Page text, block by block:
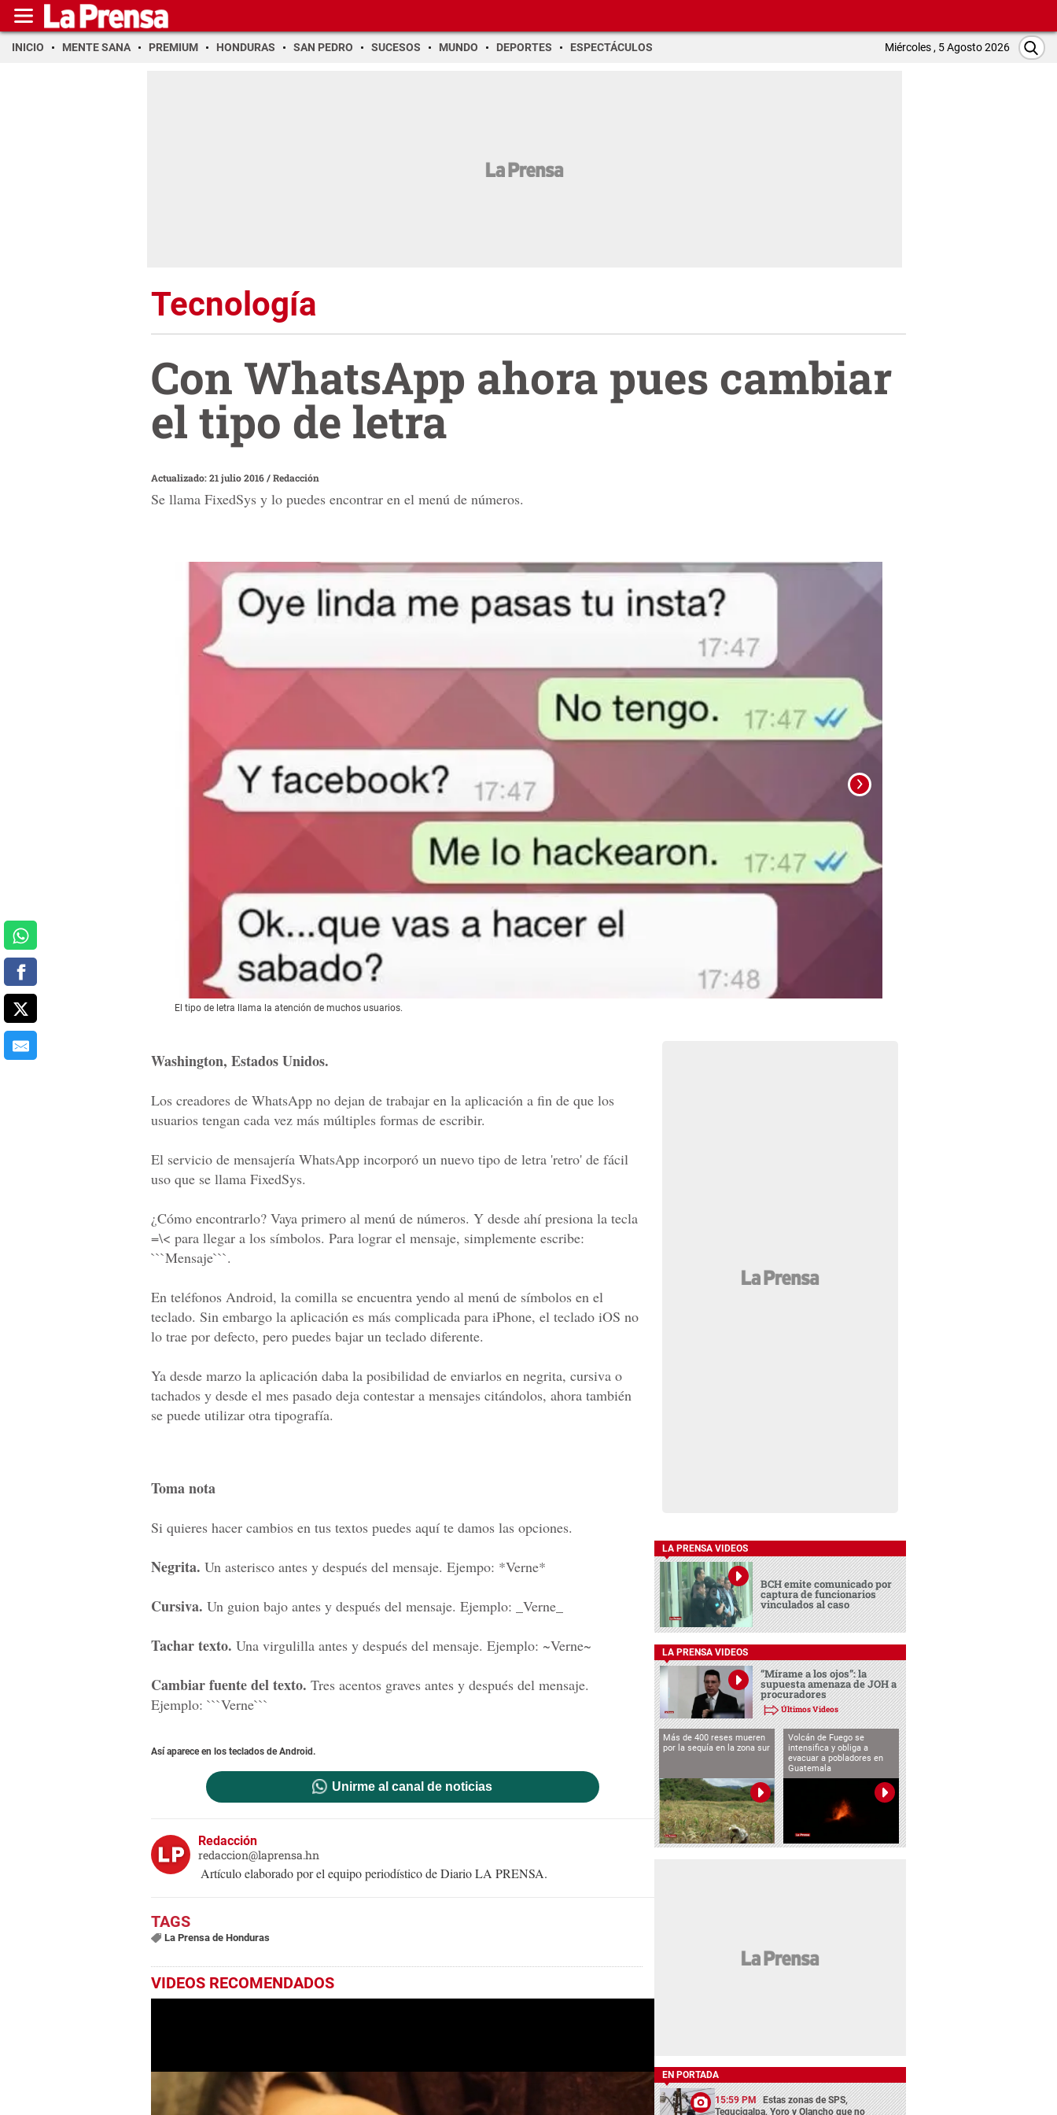
INICIO MENTE SANA PREMIUM HONDURAS SAN PEDRO SUCESOS MUNDO DEPORTES ESPECTÁCULOS Miércoles , 5 Agosto 2026
Tecnología
Con WhatsApp ahora pues cambiar
el tipo de letra
Actualizado: 21 julio 2016/Redacción
Se llama FixedSys y lo puedes encontrar en el menú de números.
El tipo de letra llama la atención de muchos usuarios.
Washington, Estados Unidos.
Los creadores de WhatsApp no dejan de trabajar en la aplicación a fin de que los
usuarios tengan cada vez más múltiples formas de escribir.
El servicio de mensajería WhatsApp incorporó un nuevo tipo de letra 'retro' de fácil
uso que se llama FixedSys.
¿Cómo encontrarlo? Vaya primero al menú de números. Y desde ahí presiona la tecla
=\< para llegar a los símbolos. Para lograr el mensaje, simplemente escribe:
```Mensaje```.
En teléfonos Android, la comilla se encuentra yendo al menú de símbolos en el
teclado. Sin embargo la aplicación es más complicada para iPhone, el teclado iOS no
lo trae por defecto, pero puedes bajar un teclado diferente.
Ya desde marzo la aplicación daba la posibilidad de enviarlos en negrita, cursiva o
tachados y desde el mes pasado deja contestar a mensajes citándolos, ahora también
se puede utilizar otra tipografía.
Toma nota
Si quieres hacer cambios en tus textos puedes aquí te damos las opciones.
Negrita. Un asterisco antes y después del mensaje. Ejempo: *Verne*
Cursiva. Un guion bajo antes y después del mensaje. Ejemplo: _Verne_
Tachar texto. Una virgulilla antes y después del mensaje. Ejemplo: ~Verne~
Cambiar fuente del texto. Tres acentos graves antes y después del mensaje.
Ejemplo: ```Verne```
Así aparece en los teclados de Android.
Unirme al canal de noticias
Redacción
redaccion@laprensa.hn
Artículo elaborado por el equipo periodístico de Diario LA PRENSA.
La Prensa de Honduras
VIDEOS RECOMENDADOS
LA PRENSA VIDEOS
BCH emite comunicado por
captura de funcionarios
vinculados al caso
LA PRENSA VIDEOS
“Mírame a los ojos”: la
supuesta amenaza de JOH a
procuradores
Últimos Videos
Más de 400 reses mueren
por la sequía en la zona sur
Volcán de Fuego se
intensifica y obliga a
evacuar a pobladores en
Guatemala
EN PORTADA
15:59 PM Estas zonas de SPS,
Tegucigalpa, Yoro y Olancho que no